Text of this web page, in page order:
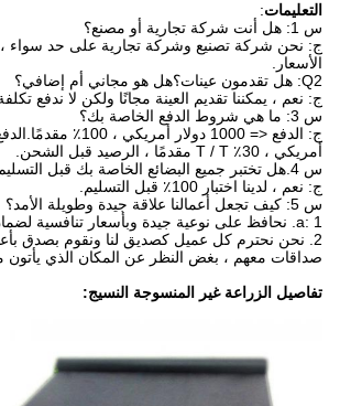
التعليمات:
س 1: هل أنت شركة تجارية أو مصنع؟
ج: نحن شركة تصنيع وشركة تجارية على حد سواء ،
الأسعار.
Q2: هل تقدمون عينات؟هل هو مجاني أم إضافي؟
ج: نعم ، يمكننا تقديم العينة مجانًا ولكن لا ندفع
س 3: ما هي شروط الدفع الخاصة بك؟
أمريكي ، 30٪ T / T مقدمًا ، الرصيد قبل الشحن.
س 4.هل تختبر جميع البضائع الخاصة بك قبل التسليم؟
ج: نعم ، لدينا اختبار 100٪ قبل التسليم.
س 5: كيف تجعل أعمالنا علاقة جيدة وطويلة الأمد؟
a: 1. نحافظ على نوعية جيدة وبأسعار تنافسية لضمان استفادة عملائنا.
2. نحن نحترم كل عميل كصديق لنا ونقوم بصدق
صداقات معهم ، بغض النظر عن المكان الذي يأتون
تفاصيل الزراعة غير المنسوجة النسيج: